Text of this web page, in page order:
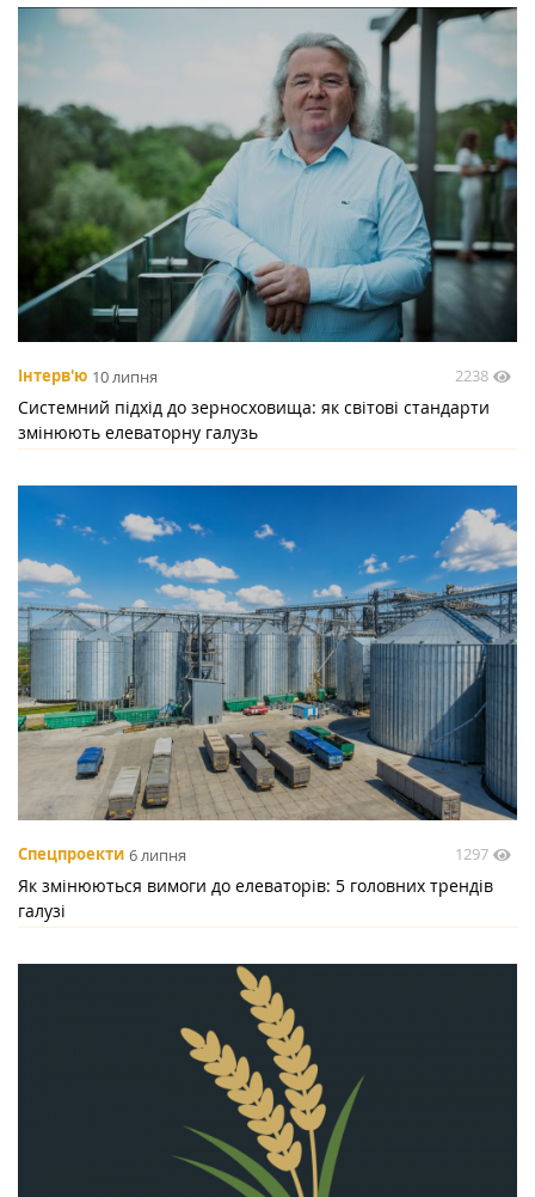
Інтерв'ю 10 липня 2238
Системний підхід до зерносховища: як світові стандарти
змінюють елеваторну галузь
Спецпроекти 6 липня 1297
Як змінюються вимоги до елеваторів: 5 головних трендів
галузі